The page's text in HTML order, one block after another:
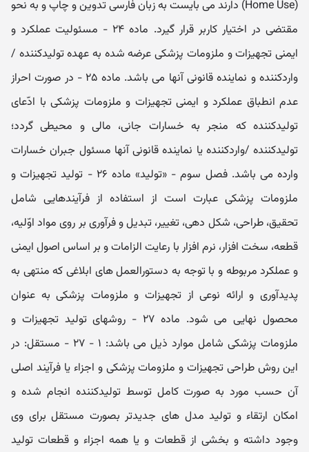
(Home Use) دارند می بایست به زبان فارسی تدوین و چاپ و به نحو
مقتضی در اختیار کاربر قرار گیرد. ماده ۲۴ - مسئولیت عملکرد و
ایمنی تجھیزات و ملزومات پزشکی عرضه شده به عھده تولیدکننده /
واردکننده و نماینده قانونی آنھا می باشد. ماده ۲۵ - در صورت احراز
عدم انطباق عملکرد و ایمنی تجھیزات و ملزومات پزشکی با ادّعای
تولیدکننده که منجر به خسارات جانی، مالی و محیطی گردد؛
تولیدکننده /واردکننده یا نماینده قانونی آنھا مسئول جبران خسارات
وارده می باشد. فصل سوم - «تولید» ماده ۲۶ - تولید تجھیزات و
ملزومات پزشکی عبارت است از استفاده از فرآیندھایی شامل
تحقیق، طراحی، شکل دھی، تغییر، تبدیل و فرآوری بر روی مواد اوّلیه،
قطعه، سخت افزار، نرم افزار با رعایت الزامات و بر اساس اصول ایمنی
و عملکرد مربوطه و با توجه به دستورالعمل ھای ابلاغی که منتھی به
پدیدآوری و ارائه نوعی از تجھیزات و ملزومات پزشکی به عنوان
محصول نھایی می شود. ماده ۲۷ - روشھای تولید تجھیزات و
ملزومات پزشکی شامل موارد ذیل می باشد: ۱ - ۲۷ - مستقل: در
این روش طراحی تجھیزات و ملزومات پزشکی و اجزاء یا فرآیند اصلی
آن حسب مورد به صورت کامل توسط تولیدکننده انجام شده و
امکان ارتقاء و تولید مدل ھای جدیدتر بصورت مستقل برای وی
وجود داشته و بخشی از قطعات و یا ھمه اجزاء و قطعات تولید